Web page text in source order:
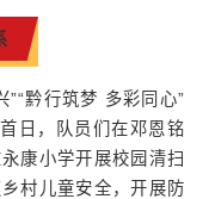
”“黔行筑梦 多彩同心”
日，队员们在邓恩铭
康小学开展校园清扫
村儿童安全，开展防